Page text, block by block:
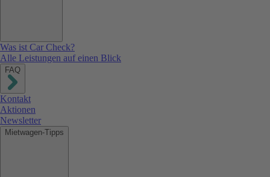
Was ist Car Check?
Alle Leistungen auf einen Blick
FAQ
Kontakt
Aktionen
Newsletter
Mietwagen-Tipps